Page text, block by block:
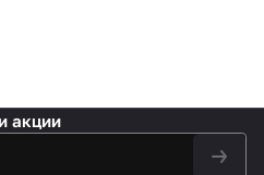
акции